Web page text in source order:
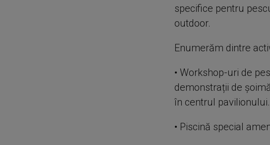
specifice pentru
outdoor.
Enumerăm dintre
• Workshop-uri de
demonstrații de
în centrul pavilionului.
• Piscină special